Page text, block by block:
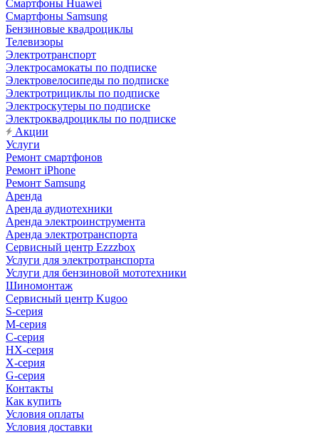
Смартфоны Huawei
Смартфоны Samsung
Бензиновые квадроциклы
Телевизоры
Электротранспорт
Электросамокаты по подписке
Электровелосипеды по подписке
Электротрициклы по подписке
Электроскутеры по подписке
Электроквадроциклы по подписке
Акции
Услуги
Ремонт смартфонов
Ремонт iPhone
Ремонт Samsung
Аренда
Аренда аудиотехники
Аренда электроинструмента
Аренда электротранспорта
Сервисный центр Ezzzbox
Услуги для электротранспорта
Услуги для бензиновой мототехники
Шиномонтаж
Сервисный центр Kugoo
S-cерия
M-серия
С-серия
HX-серия
X-серия
G-серия
Контакты
Как купить
Условия оплаты
Условия доставки